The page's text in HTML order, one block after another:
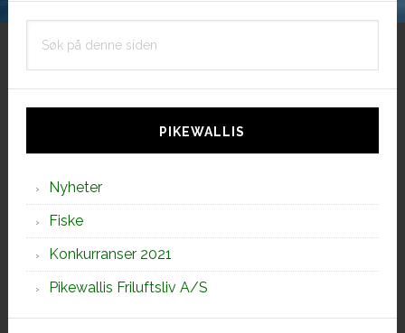
PIKEWALLIS
Nyheter
Fiske
Konkurranser 2021
Pikewallis Friluftsliv A/S